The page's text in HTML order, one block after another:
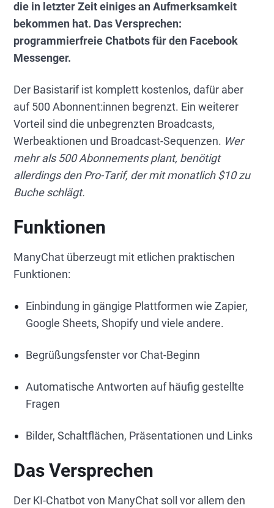
die in letzter Zeit einiges an Aufmerksamkeit
bekommen hat. Das Versprechen:
programmierfreie Chatbots für den Facebook
Messenger.
Der Basistarif ist komplett kostenlos, dafür aber
auf 500 Abonnent:innen begrenzt. Ein weiterer
Vorteil sind die unbegrenzten Broadcasts,
Werbeaktionen und Broadcast-Sequenzen. Wer
mehr als 500 Abonnements plant, benötigt
allerdings den Pro-Tarif, der mit monatlich $10 zu
Buche schlägt.
Funktionen
ManyChat überzeugt mit etlichen praktischen
Funktionen:
Einbindung in gängige Plattformen wie Zapier,
Google Sheets, Shopify und viele andere.
Begrüßungsfenster vor Chat-Beginn
Automatische Antworten auf häufig gestellte
Fragen
Bilder, Schaltflächen, Präsentationen und Links
Das Versprechen
Der KI-Chatbot von ManyChat soll vor allem den